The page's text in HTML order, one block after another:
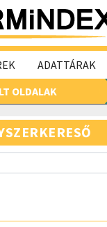
ADATTÁRAK
OLDALAK